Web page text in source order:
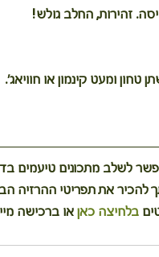
זהירות, החלב גולש!
ומעט קינמון או חוויאג'.
לשלב מתכונים טיעמים
להכיר את תפריטי ההרזיה
בלחיצה כאן או ברכישה